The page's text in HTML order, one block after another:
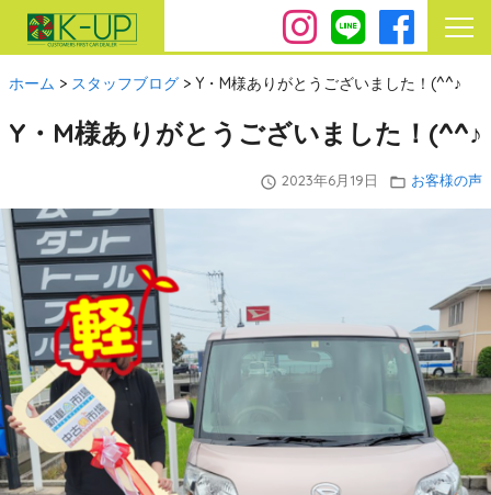
ホーム > スタッフブログ > Y・M様ありがとうございました！(^^♪
Y・M様ありがとうございました！(^^♪
query_builder 2023年6月19日 folder_open お客様の声